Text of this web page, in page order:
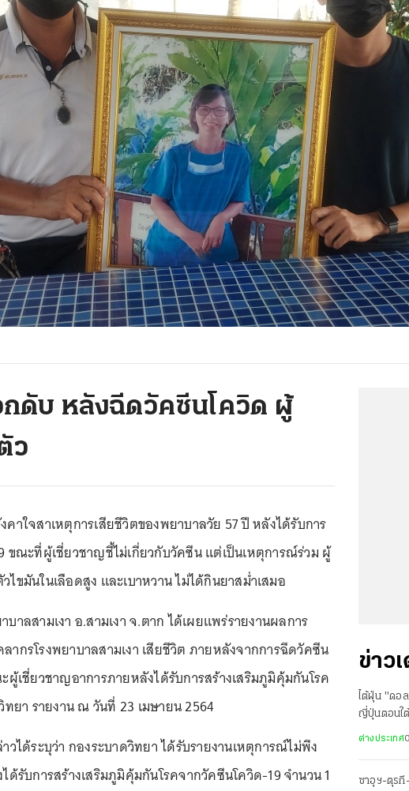
ดับ หลังฉีดวัคซีนโควิด ผู้
ว
าใจสาเหตุการเสียชีวิตของพยาบาลวัย 57 ปี หลังได้รับการ
ขณะที่ผู้เชี่ยวชาญชี้ไม่เกี่ยวกับวัคซีน แต่เป็นเหตุการณ์ร่วม ผู้
ไขมันในเลือดสูง และเบาหวาน ไม่ได้กินยาสม่ำเสมอ
าลสามเงา อ.สามเงา จ.ตาก ได้เผยแพร่รายงานผลการ
กรโรงพยาบาลสามเงา เสียชีวิต ภายหลังจากการฉีดวัคซีน
ผู้เชี่ยวชาญอาการภายหลังได้รับการสร้างเสริมภูมิคุ้มกันโรค
ยา รายงาน ณ วันที่ 23 เมษายน 2564
วได้ระบุว่า กองระบาดวิทยา ได้รับรายงานเหตุการณ์ไม่พึง
ด้รับการสร้างเสริมภูมิคุ้มกันโรคจากวัคซีนโควิด-19 จำนวน 1
ข่าว
ไต้ฝุ่น "ดอ
ญี่ปุ่นตอนใ
อพยพประ
ต่างประเทศ
ซาอุฯ-ตุรกี